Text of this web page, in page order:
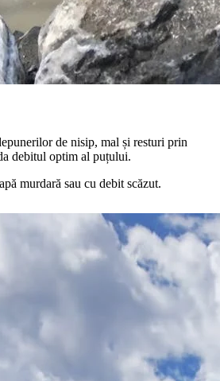
de nisip, mal și resturi prin
debitul optim al puțului.
murdară sau cu debit scăzut.